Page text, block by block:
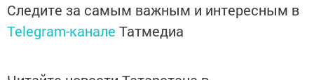
Следите за самым важным и интересным в
Telegram-канале Татмедиа